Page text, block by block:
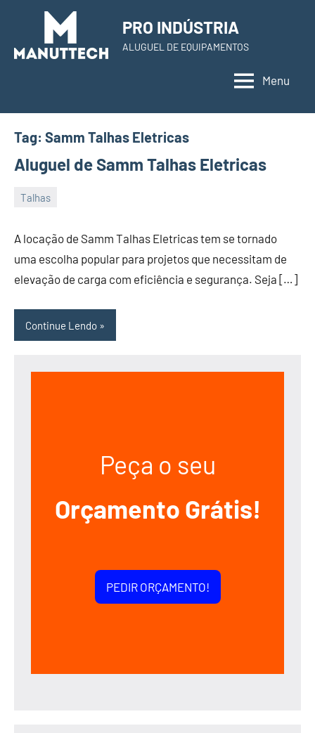
content
PRO INDÚSTRIA
ALUGUEL DE EQUIPAMENTOS
Menu
Tag: Samm Talhas Eletricas
Aluguel de Samm Talhas Eletricas
Talhas
November
de
2023
A locação de Samm Talhas Eletricas tem se tornado
uma escolha popular para projetos que necessitam de
elevação de carga com eficiência e segurança. Seja […]
Continue Lendo
Peça o seu
Orçamento Grátis!
PEDIR ORÇAMENTO!